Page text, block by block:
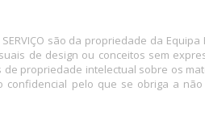
são da propriedade da
de design ou conceitos sem
propriedade intelectual sobre os
confidencial pelo que se obriga a